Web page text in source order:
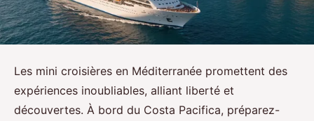
Les mini croisières en Méditerranée promettent des
expériences inoubliables, alliant liberté et
découvertes. À bord du Costa Pacifica, préparez-